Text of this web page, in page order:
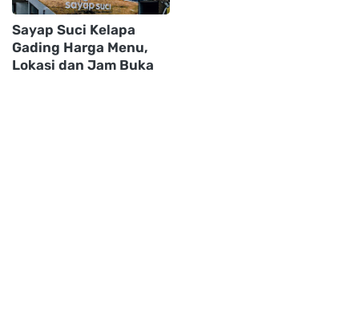
Sayap Suci Kelapa
Gading Harga Menu,
Lokasi dan Jam Buka